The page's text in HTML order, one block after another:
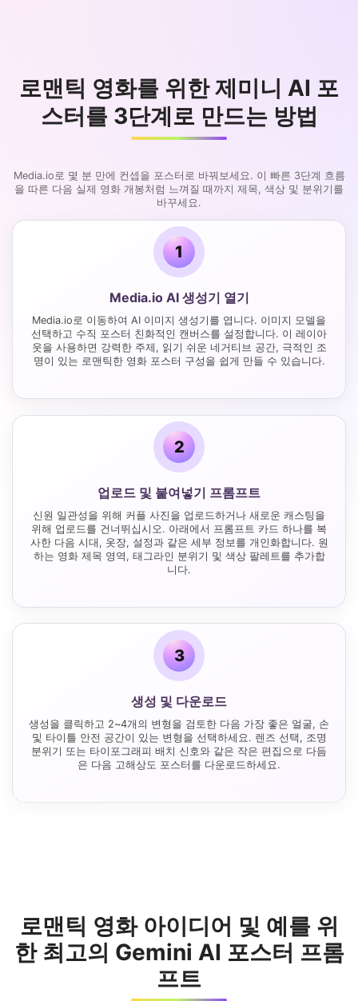
로맨틱 영화를 위한 제미니 AI 포
스터를 3단계로 만드는 방법
Media.io로 몇 분 만에 컨셉을 포스터로 바꿔보세요. 이 빠른 3단계 흐름
을 따른 다음 실제 영화 개봉처럼 느껴질 때까지 제목, 색상 및 분위기를
바꾸세요.
1
Media.io AI 생성기 열기
Media.io로 이동하여 AI 이미지 생성기를 엽니다. 이미지 모델을
선택하고 수직 포스터 친화적인 캔버스를 설정합니다. 이 레이아
웃을 사용하면 강력한 주제, 읽기 쉬운 네거티브 공간, 극적인 조
명이 있는 로맨틱한 영화 포스터 구성을 쉽게 만들 수 있습니다.
2
업로드 및 붙여넣기 프롬프트
신원 일관성을 위해 커플 사진을 업로드하거나 새로운 캐스팅을
위해 업로드를 건너뛰십시오. 아래에서 프롬프트 카드 하나를 복
사한 다음 시대, 옷장, 설정과 같은 세부 정보를 개인화합니다. 원
하는 영화 제목 영역, 태그라인 분위기 및 색상 팔레트를 추가합
니다.
3
생성 및 다운로드
생성을 클릭하고 2~4개의 변형을 검토한 다음 가장 좋은 얼굴, 손
및 타이틀 안전 공간이 있는 변형을 선택하세요. 렌즈 선택, 조명
분위기 또는 타이포그래피 배치 신호와 같은 작은 편집으로 다듬
은 다음 고해상도 포스터를 다운로드하세요.
로맨틱 영화 아이디어 및 예를 위
한 최고의 Gemini AI 포스터 프롬
프트